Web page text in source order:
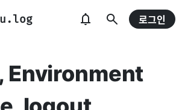
로그인
Environment